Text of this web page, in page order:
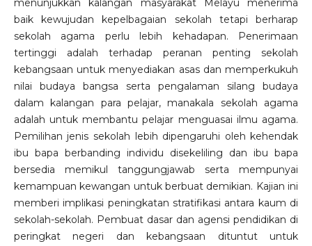
menunjukkan kalangan masyarakat Melayu menerima
baik kewujudan kepelbagaian sekolah tetapi berharap
sekolah agama perlu lebih kehadapan. Penerimaan
tertinggi adalah terhadap peranan penting sekolah
kebangsaan untuk menyediakan asas dan memperkukuh
nilai budaya bangsa serta pengalaman silang budaya
dalam kalangan para pelajar, manakala sekolah agama
adalah untuk membantu pelajar menguasai ilmu agama.
Pemilihan jenis sekolah lebih dipengaruhi oleh kehendak
ibu bapa berbanding individu disekeliling dan ibu bapa
bersedia memikul tanggungjawab serta mempunyai
kemampuan kewangan untuk berbuat demikian. Kajian ini
memberi implikasi peningkatan stratifikasi antara kaum di
sekolah-sekolah. Pembuat dasar dan agensi pendidikan di
peringkat negeri dan kebangsaan dituntut untuk